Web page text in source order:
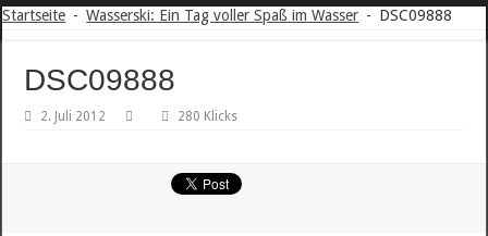
Startseite - Wasserski: Ein Tag voller Spaß im Wasser - DSC09888
DSC09888
2. Juli 2012 280 Klicks